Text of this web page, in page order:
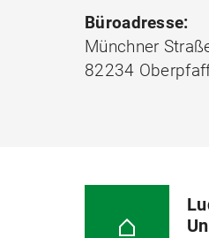
Büroadresse:
Münchner
82234